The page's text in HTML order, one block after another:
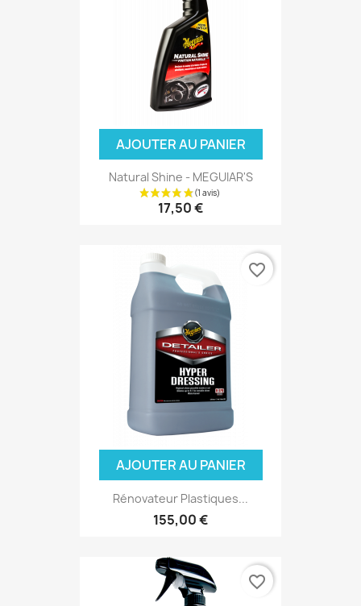
AJOUTER AU PANIER
Natural Shine - MEGUIAR'S
17,50 €
AJOUTER AU PANIER
Rénovateur Plastiques...
155,00 €
favorite_border
favorite_border